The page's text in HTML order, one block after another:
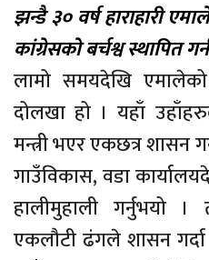
झन्डै ३० वर्ष हाराहारी
कांग्रेसको बर्चश्व स्थापित
लामो समयदेखि
दोलखा हो । यहाँ
मन्त्री भएर एकछत्र शासन
गाउँविकास, वडा
हालीमुहाली गर्नुभयो
एकलौटी ढंगले शासन गर्दा